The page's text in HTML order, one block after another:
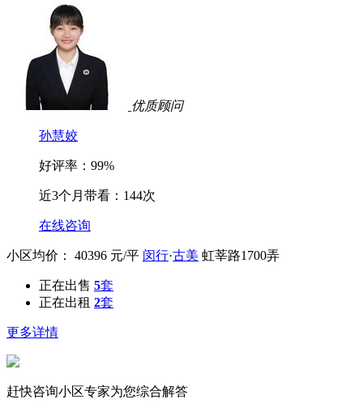
优质顾问
孙慧姣
好评率：99%
近3个月带看：144次
在线咨询
小区均价： 40396 元/平 闵行·古美 虹莘路1700弄
正在出售 5套
正在出租 2套
更多详情
赶快咨询小区专家为您综合解答